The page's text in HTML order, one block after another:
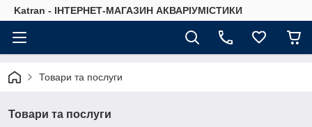
Katran - ІНТЕРНЕТ-МАГАЗИН АКВАРІУМІСТИКИ
Товари та послуги
Товари та послуги